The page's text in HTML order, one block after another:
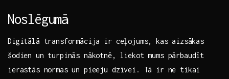
Noslēgumā
Digitālā transformācija ir ceļojums,⁤ kas aizsākas
šodien un turpinās nākotnē, liekot mums pārbaudīt
ierastās normas un pieeju dzīvei. Tā ir ne tikai⁣